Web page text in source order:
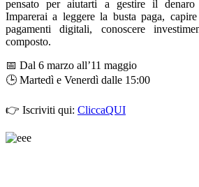
pensato per aiutarti a gestire il denaro
Imparerai a leggere la busta paga,
pagamenti digitali, conoscere
composto.
📅 Dal 6 marzo all’11 maggio
🕒 Martedì e Venerdì dalle 15:00
👉 Iscriviti qui: CliccaQUI